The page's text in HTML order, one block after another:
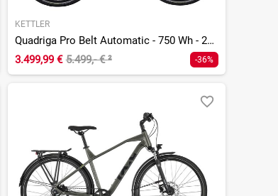
KETTLER
Quadriga Pro Belt Automatic - 750 Wh - 28 Zoll - Tiefeinsteiger
3.499,99 € 5.499,- €² -36%